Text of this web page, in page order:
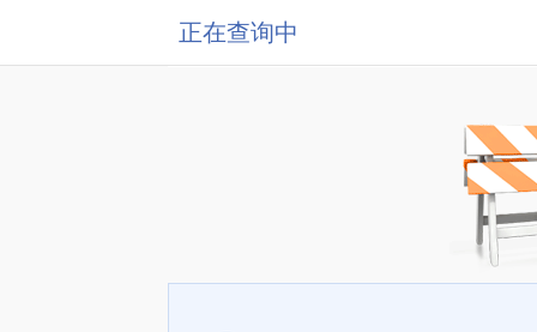
正在查询中